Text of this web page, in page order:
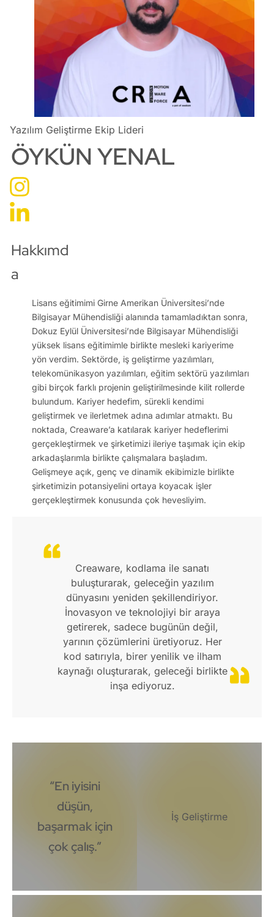
Yazılım Geliştirme Ekip Lideri
ÖYKÜN YENAL
Hakkımd
a
Lisans eğitimimi Girne Amerikan Üniversitesi’nde
Bilgisayar Mühendisliği alanında tamamladıktan sonra,
Dokuz Eylül Üniversitesi’nde Bilgisayar Mühendisliği
yüksek lisans eğitimimle birlikte mesleki kariyerime
yön verdim. Sektörde, iş geliştirme yazılımları,
telekomünikasyon yazılımları, eğitim sektörü yazılımları
gibi birçok farklı projenin geliştirilmesinde kilit rollerde
bulundum. Kariyer hedefim, sürekli kendimi
geliştirmek ve ilerletmek adına adımlar atmaktı. Bu
noktada, Creaware’a katılarak kariyer hedeflerimi
gerçekleştirmek ve şirketimizi ileriye taşımak için ekip
arkadaşlarımla birlikte çalışmalara başladım.
Gelişmeye açık, genç ve dinamik ekibimizle birlikte
şirketimizin potansiyelini ortaya koyacak işler
gerçekleştirmek konusunda çok hevesliyim.
Creaware, kodlama ile sanatı
buluşturarak, geleceğin yazılım
dünyasını yeniden şekillendiriyor.
İnovasyon ve teknolojiyi bir araya
getirerek, sadece bugünün değil,
yarının çözümlerini üretiyoruz. Her
kod satırıyla, birer yenilik ve ilham
kaynağı oluşturarak, geleceği birlikte
inşa ediyoruz.
“En iyisini
düşün,
başarmak için
çok çalış.”
İş Geliştirme